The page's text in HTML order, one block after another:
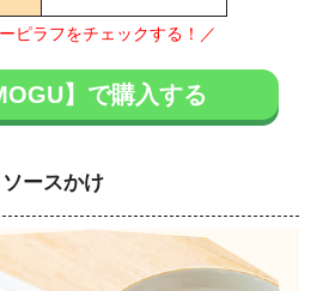
ピラフをチェックする！／
】で購入する
ースかけ